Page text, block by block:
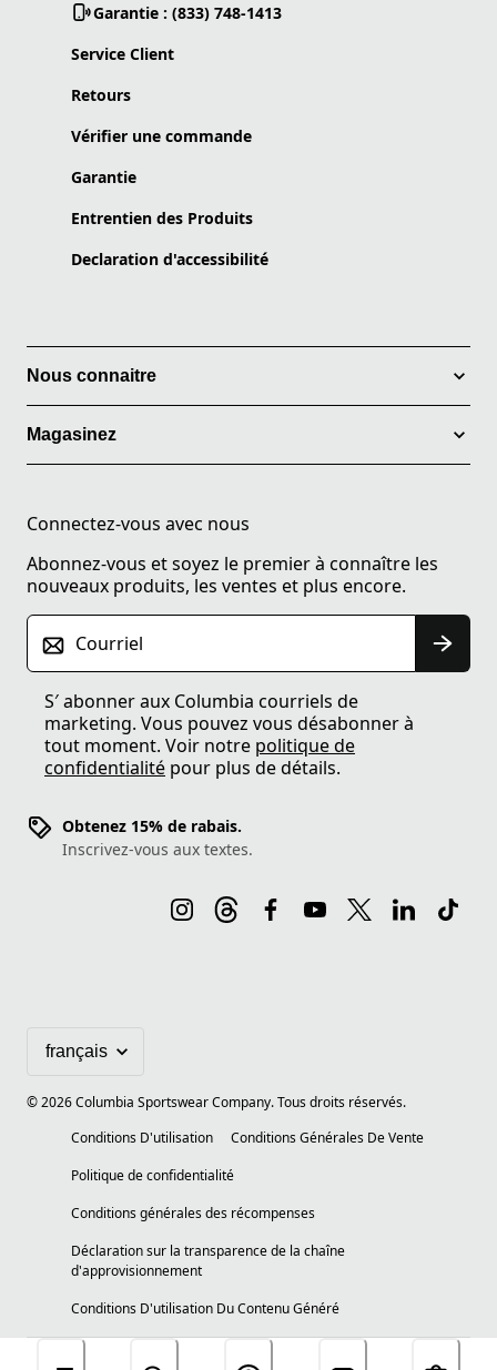
Garantie : (833) 748-1413
Service Client
Retours
Vérifier une commande
Garantie
Entrentien des Produits
Declaration d'accessibilité
Nous connaitre
Magasinez
Connectez-vous avec nous
Abonnez-vous et soyez le premier à connaître les
nouveaux produits, les ventes et plus encore.
Courriel
S′ abonner aux Columbia courriels de
marketing. Vous pouvez vous désabonner à
tout moment. Voir notre politique de
confidentialité pour plus de détails.
Obtenez 15% de rabais.
Inscrivez-vous aux textes.
©2026Columbia Sportswear Company. Tous droits réservés.
Conditions D'utilisation
Conditions Générales De Vente
Politique de confidentialité
Conditions générales des récompenses
Déclaration sur la transparence de la chaîne
d'approvisionnement
Conditions D'utilisation Du Contenu Généré